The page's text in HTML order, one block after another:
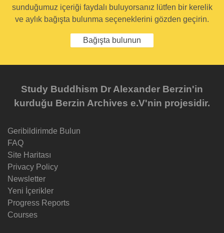
sunduğumuz içeriği faydalı buluyorsanız lütfen bir kerelik
ve aylık bağışta bulunma seçeneklerini gözden geçirin.
Bağışta bulunun
Study Buddhism Dr Alexander Berzin'in
kurduğu Berzin Archives e.V'nin projesidir.
Geribildirimde Bulun
FAQ
Site Haritası
Privacy Policy
Newsletter
Yeni İçerikler
Progress Reports
Courses